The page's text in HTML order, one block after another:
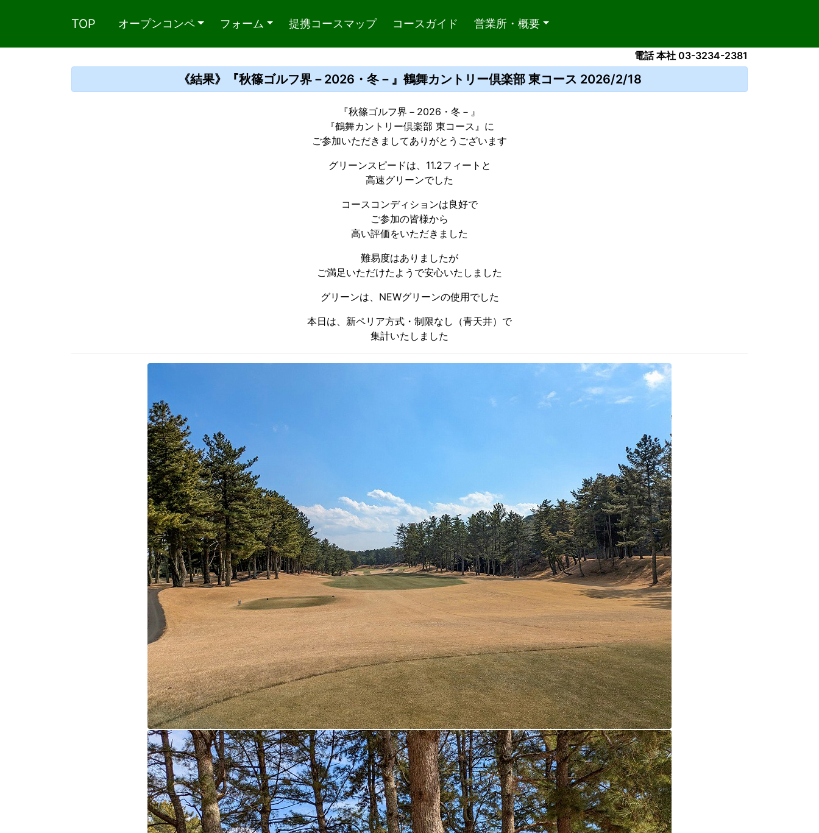
TOP オープンコンペ フォーム 提携コースマップ コースガイド 営業所・概要
電話 本社 03-3234-2381
《結果》『秋篠ゴルフ界－2026・冬－』鶴舞カントリー倶楽部 東コース 2026/2/18
『秋篠ゴルフ界－2026・冬－』
『鶴舞カントリー倶楽部 東コース』に
ご参加いただきましてありがとうございます
グリーンスピードは、11.2フィートと
高速グリーンでした
コースコンディションは良好で
ご参加の皆様から
高い評価をいただきました
難易度はありましたが
ご満足いただけたようで安心いたしました
グリーンは、NEWグリーンの使用でした
本日は、新ペリア方式・制限なし（青天井）で
集計いたしました